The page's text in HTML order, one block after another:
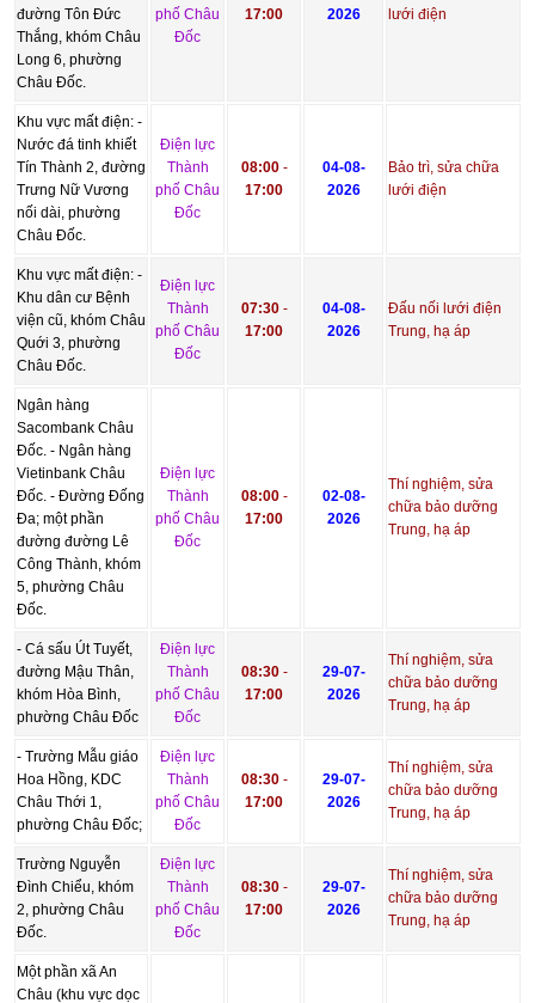
đường Tôn Đức
Thắng, khóm Châu
Long 6, phường
Châu Đốc.
phố Châu
Đốc
17:00
2026
lưới điện
Khu vực mất điện: -
Nước đá tinh khiết
Tín Thành 2, đường
Trưng Nữ Vương
nối dài, phường
Châu Đốc.
Điện lực
Thành
phố Châu
Đốc
08:00-
17:00
04-08-
2026
Bảo trì, sửa chữa
lưới điện
Khu vực mất điện: -
Khu dân cư Bệnh
viện cũ, khóm Châu
Quới 3, phường
Châu Đốc.
Điện lực
Thành
phố Châu
Đốc
07:30-
17:00
04-08-
2026
Đấu nối lưới điện
Trung, hạ áp
Ngân hàng
Sacombank Châu
Đốc. - Ngân hàng
Vietinbank Châu
Đốc. - Đường Đống
Đa; một phần
đường đường Lê
Công Thành, khóm
5, phường Châu
Đốc.
Điện lực
Thành
phố Châu
Đốc
08:00-
17:00
02-08-
2026
Thí nghiệm, sửa
chữa bảo dưỡng
Trung, hạ áp
- Cá sấu Út Tuyết,
đường Mậu Thân,
khóm Hòa Bình,
phường Châu Đốc
Điện lực
Thành
phố Châu
Đốc
08:30-
17:00
29-07-
2026
Thí nghiệm, sửa
chữa bảo dưỡng
Trung, hạ áp
- Trường Mẫu giáo
Hoa Hồng, KDC
Châu Thới 1,
phường Châu Đốc;
Điện lực
Thành
phố Châu
Đốc
08:30-
17:00
29-07-
2026
Thí nghiệm, sửa
chữa bảo dưỡng
Trung, hạ áp
Trường Nguyễn
Đình Chiểu, khóm
2, phường Châu
Đốc.
Điện lực
Thành
phố Châu
Đốc
08:30-
17:00
29-07-
2026
Thí nghiệm, sửa
chữa bảo dưỡng
Trung, hạ áp
Một phần xã An
Châu (khu vực dọc